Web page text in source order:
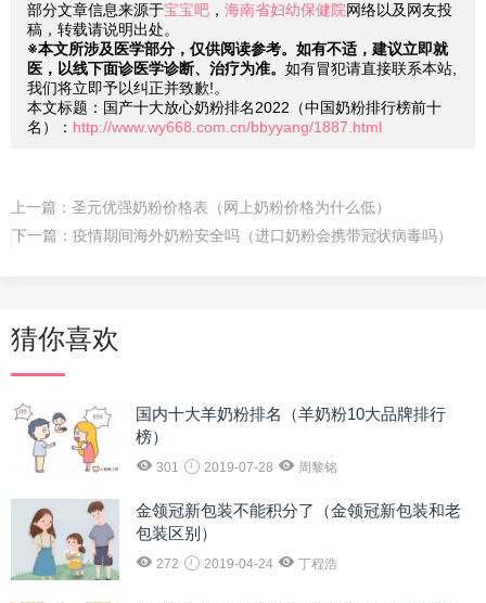
部分文章信息来源于宝宝吧 ， 海南省妇幼保健院网络以及网友投
稿，转载请说明出处。
※本文所涉及医学部分，仅供阅读参考。如有不适，建议立即就
医，以线下面诊医学诊断、治疗为准。 如有冒犯请直接联系本站,
我们将立即予以纠正并致歉!。
本文标题：国产十大放心奶粉排名2022（中国奶粉排行榜前十
名）： http://www.wy668.com.cn/bbyyang/1887.html
上一篇： 圣元优强奶粉价格表（网上奶粉价格为什么低）
下一篇： 疫情期间海外奶粉安全吗（进口奶粉会携带冠状病毒吗）
猜你喜欢
国内十大羊奶粉排名（羊奶粉10大品牌排行
榜）
301 2019-07-28 周黎铭
金领冠新包装不能积分了（金领冠新包装和老
包装区别）
272 2019-04-24 丁程浩